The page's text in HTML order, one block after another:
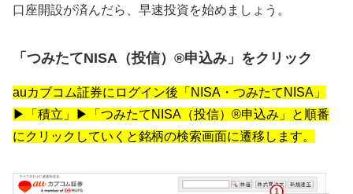
口座開設が済んだら、早速投資を始めましょう。
「つみたてNISA（投信）®申込み」をクリック
auカブコム証券にログイン後「NISA・つみたてNISA」
▶「積立」▶「つみたてNISA（投信）®申込み」と順番
にクリックしていくと銘柄の検索画面に遷移します。